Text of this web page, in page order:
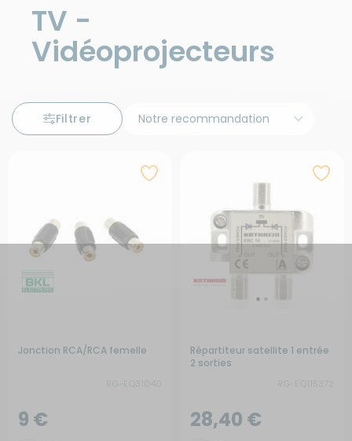
TV -
Vidéoprojecteurs
Filtrer
Jonction RCA/RCA femelle
9 €
Répartiteur satellite 1 entrée
2 sorties
28,40 €